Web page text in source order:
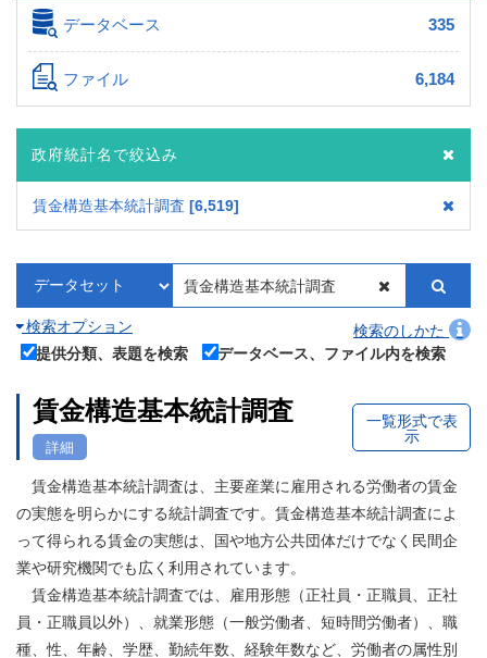
データベース 335
ファイル 6,184
政府統計名で絞込み
賃金構造基本統計調査 6,519
検索オプション
検索のしかた
提供分類、表題を検索
データベース、ファイル内を検索
賃金構造基本統計調査
詳細
一覧形式で表
示
賃金構造基本統計調査は、主要産業に雇用される労働者の賃金
の実態を明らかにする統計調査です。賃金構造基本統計調査によ
って得られる賃金の実態は、国や地方公共団体だけでなく民間企
業や研究機関でも広く利用されています。
賃金構造基本統計調査では、雇用形態（正社員・正職員、正社
員・正職員以外）、就業形態（一般労働者、短時間労働者）、職
種、性、年齢、学歴、勤続年数、経験年数など、労働者の属性別